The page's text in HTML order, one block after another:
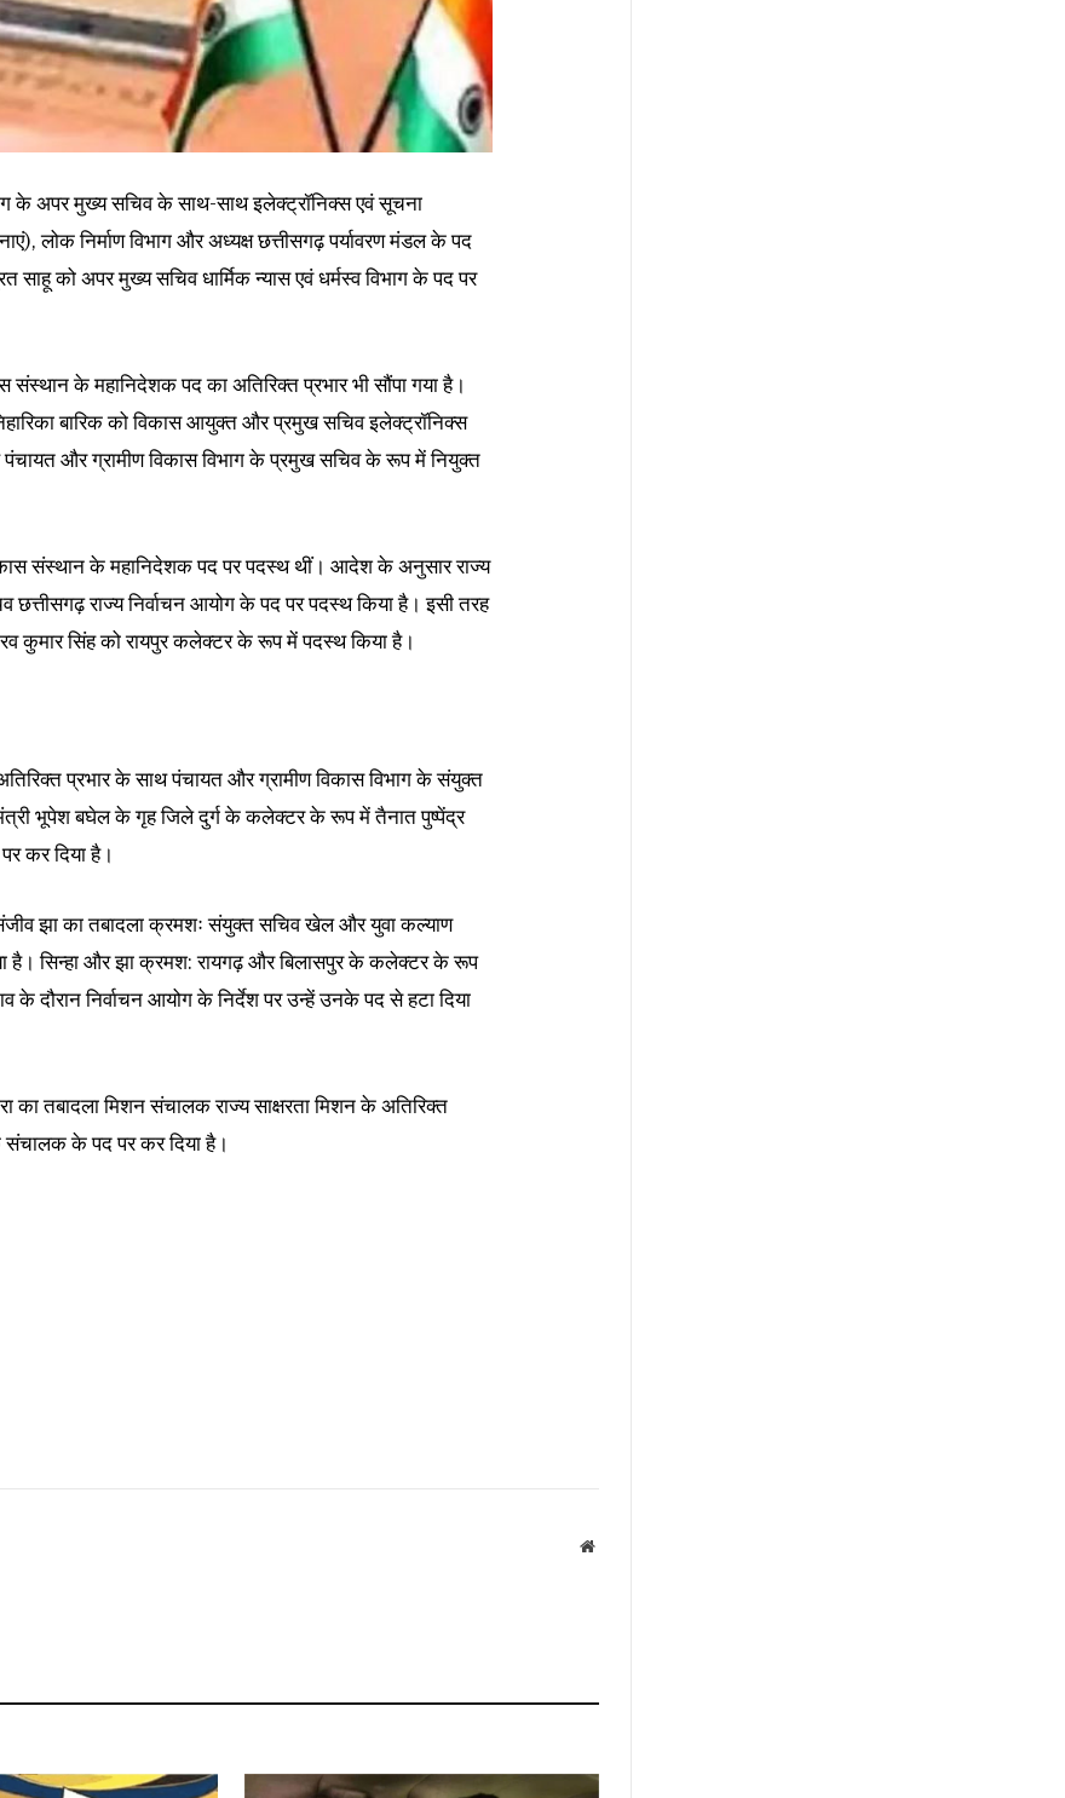
के अपर मुख्य सचिव के साथ-साथ इलेक्ट्रॉनिक्स एवं सूचना
लोक निर्माण विभाग और अध्यक्ष छत्तीसगढ़ पर्यावरण मंडल के पद
को अपर मुख्य सचिव धार्मिक न्यास एवं धर्मस्व विभाग के पद पर
संस्थान के महानिदेशक पद का अतिरिक्त प्रभार भी सौंपा गया है।
बारिक को विकास आयुक्त और प्रमुख सचिव इलेक्ट्रॉनिक्स
पंचायत और ग्रामीण विकास विभाग के प्रमुख सचिव के रूप में नियुक्त
संस्थान के महानिदेशक पद पर पदस्थ थीं। आदेश के अनुसार राज्य
छत्तीसगढ़ राज्य निर्वाचन आयोग के पद पर पदस्थ किया है। इसी तरह
कुमार सिंह को रायपुर कलेक्टर के रूप में पदस्थ किया है।
प्रभार के साथ पंचायत और ग्रामीण विकास विभाग के संयुक्त
भूपेश बघेल के गृह जिले दुर्ग के कलेक्टर के रूप में तैनात पुष्पेंद्र
कर दिया है।
झा का तबादला क्रमशः संयुक्त सचिव खेल और युवा कल्याण
है। सिन्हा और झा क्रमश: रायगढ़ और बिलासपुर के कलेक्टर के रूप
दौरान निर्वाचन आयोग के निर्देश पर उन्हें उनके पद से हटा दिया
का तबादला मिशन संचालक राज्य साक्षरता मिशन के अतिरिक्त
संचालक के पद पर कर दिया है।
Website